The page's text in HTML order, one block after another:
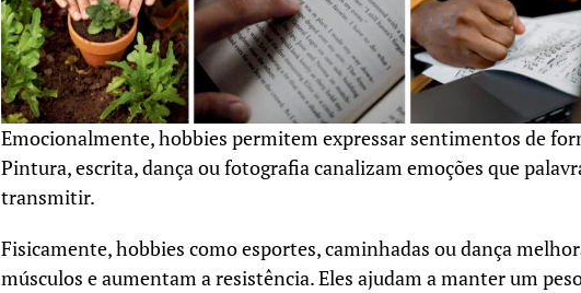
Emocionalmente, hobbies permitem expressar sentimentos de
Pintura, escrita, dança ou fotografia canalizam emoções que
transmitir.
Fisicamente, hobbies como esportes, caminhadas ou dança
músculos e aumentam a resistência. Eles ajudam a manter um